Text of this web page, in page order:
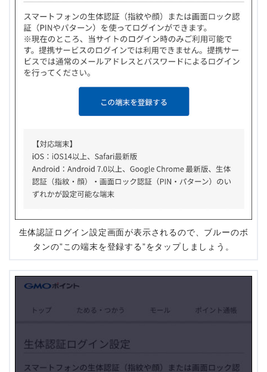
生体認証ログイン設定画面が表示されるので、ブルーのボ
タンの”この端末を登録する”をタップしましょう。